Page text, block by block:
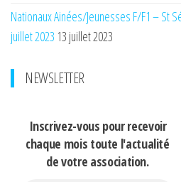
Nationaux Ainées/Jeunesses F/F1 – St
juillet 2023 13 juillet 2023
NEWSLETTER
Inscrivez-vous pour recevoir
chaque mois toute l'actualité
de votre association.